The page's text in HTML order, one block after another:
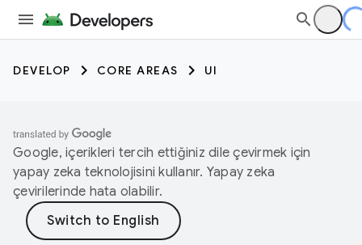
DEVELOP CORE AREAS UI
Google, içerikleri tercih ettiğiniz dile çevirmek için
yapay zeka teknolojisini kullanır. Yapay zeka
çevirilerinde hata olabilir.